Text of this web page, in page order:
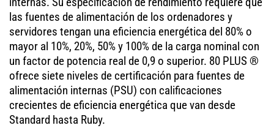
las fuentes de alimentación de los ordenadores y
servidores tengan una eficiencia energética del 80% o
mayor al 10%, 20%, 50% y 100% de la carga nominal con
un factor de potencia real de 0,9 o superior. 80 PLUS ®
ofrece siete niveles de certificación para fuentes de
alimentación internas (PSU) con calificaciones
crecientes de eficiencia energética que van desde
Standard hasta Ruby.